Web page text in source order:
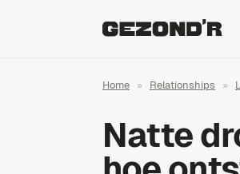
Home » Relationships »
Natte